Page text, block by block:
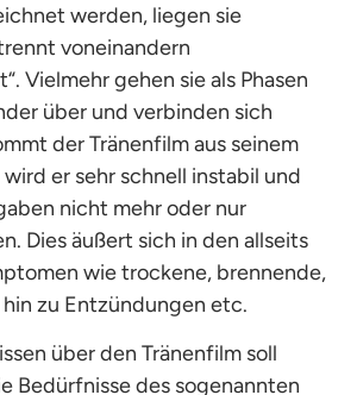
werden, liegen sie
voneinandern
Vielmehr gehen sie als Phasen
über und verbinden sich
der Tränenfilm aus seinem
er sehr schnell instabil und
nicht mehr oder nur
Dies äußert sich in den allseits
wie trockene, brennende,
zu Entzündungen etc.
über den Tränenfilm soll
Bedürfnisse des sogenannten